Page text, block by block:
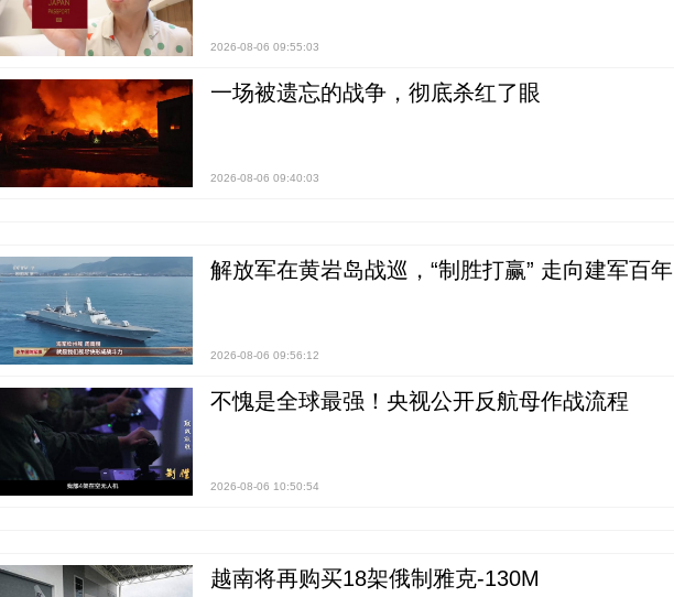
2026-08-06 09:55:03
一场被遗忘的战争，彻底杀红了眼
2026-08-06 09:40:03
解放军在黄岩岛战巡，“制胜打赢” 走向建军百年
2026-08-06 09:56:12
不愧是全球最强！央视公开反航母作战流程
2026-08-06 10:50:54
越南将再购买18架俄制雅克-130M